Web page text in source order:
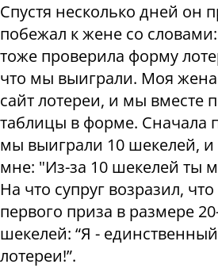
Спустя несколько дней он
побежал к жене со
тоже проверила форму
что мы выиграли. Моя
сайт лотереи, и мы вместе
таблицы в форме. Сначала
мы выиграли 10 шекелей, и
мне: "Из-за 10 шекелей ты
На что супруг возразил,
первого приза в размере
шекелей: “Я -
лотереи!”.